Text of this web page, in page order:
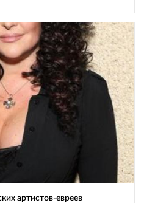
артистов-евреев